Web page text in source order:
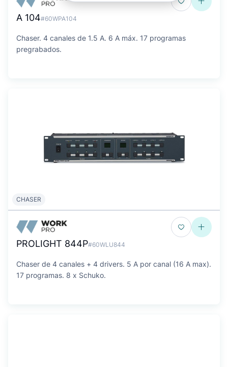
A 104#60WPA104
Chaser. 4 canales de 1.5 A. 6 A máx. 17 programas
pregrabados.
CHASER
PROLIGHT 844P#60WLU844
Chaser de 4 canales + 4 drivers. 5 A por canal (16 A max).
17 programas. 8 x Schuko.